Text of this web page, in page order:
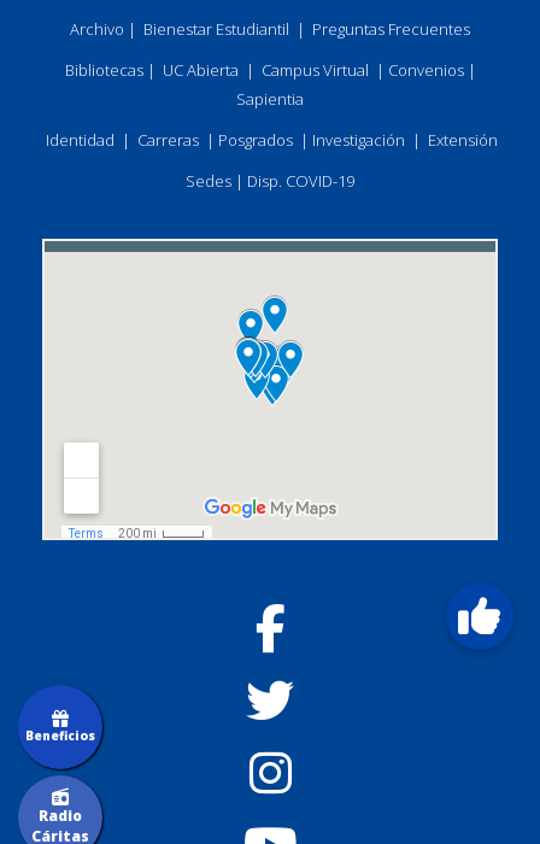
Archivo | Bienestar Estudiantil | Preguntas Frecuentes
Bibliotecas| UC Abierta | Campus Virtual | Convenios|
Sapientia
Identidad | Carreras | Posgrados | Investigación | Extensión
Sedes | Disp. COVID-19
Radio
Cáritas
Beneficios